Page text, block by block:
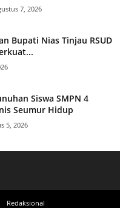
7, 2026
Bupati Nias Tinjau RSUD
Siswa SMPN 4
Seumur Hidup
5, 2026
Redaksional